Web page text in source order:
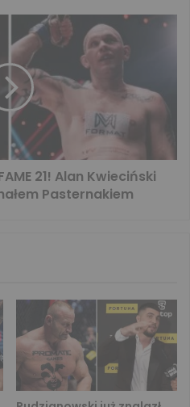
21! Alan Kwieciński
Pasternakiem